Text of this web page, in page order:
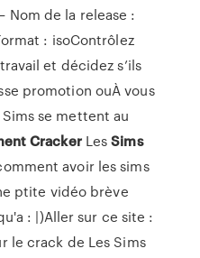
Nom de la release :
: isoContrôlez
et décidez s’ils
promotion ouÀ vous
se mettent au
CrackerLesSims
avoir les sims
ptite vidéo brève
: |)Aller sur ce site :
le crack de Les Sims